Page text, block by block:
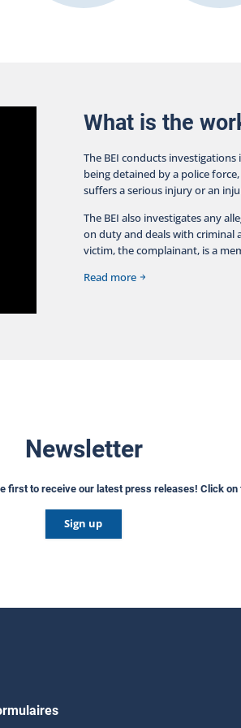
What is the
The BEI conducts
being detained by a police
suffers a serious injury or an
The BEI also investigates any
on duty and deals with criminal
victim, the complainant, is a
Read more
Newsletter
first to receive our latest press releases! Click
Sign up